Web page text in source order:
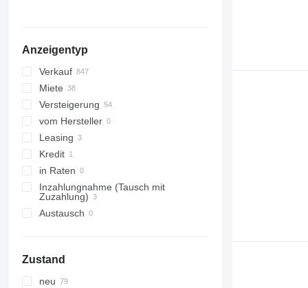
Anzeigentyp
Verkauf
Miete
Versteigerung
vom Hersteller
Leasing
Kredit
in Raten
Inzahlungnahme (Tausch mit
Zuzahlung)
Austausch
Zustand
neu